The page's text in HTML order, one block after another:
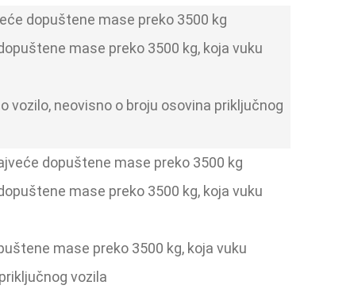
dopuštene mase preko 3500 kg
mase preko 3500 kg, koja vuku
vozilo, neovisno o broju osovina priključnog
dopuštene mase preko 3500 kg
mase preko 3500 kg, koja vuku
mase preko 3500 kg, koja vuku
vozila